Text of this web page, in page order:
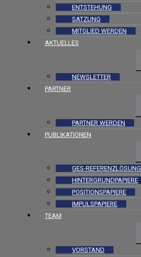
ENTSTEHUNG
SATZUNG
MITGLIED WERDEN
AKTUELLES
NEWSLETTER
PARTNER
PARTNER WERDEN
PUBLIKATIONEN
GES-REFERENZLÖSUNG
HINTERGRUNDPAPIERE
POSITIONSPAPIERE
IMPULSPAPIERE
TEAM
VORSTAND